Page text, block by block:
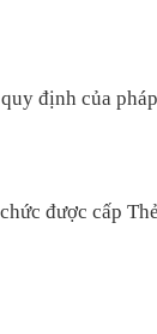
định của
được cấp Thẻ